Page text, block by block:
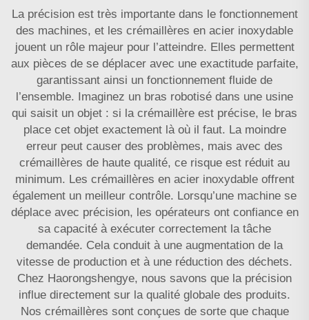
La précision est très importante dans le fonctionnement
des machines, et les crémaillères en acier inoxydable
jouent un rôle majeur pour l’atteindre. Elles permettent
aux pièces de se déplacer avec une exactitude parfaite,
garantissant ainsi un fonctionnement fluide de
l’ensemble. Imaginez un bras robotisé dans une usine
qui saisit un objet : si la crémaillère est précise, le bras
place cet objet exactement là où il faut. La moindre
erreur peut causer des problèmes, mais avec des
crémaillères de haute qualité, ce risque est réduit au
minimum. Les crémaillères en acier inoxydable offrent
également un meilleur contrôle. Lorsqu’une machine se
déplace avec précision, les opérateurs ont confiance en
sa capacité à exécuter correctement la tâche
demandée. Cela conduit à une augmentation de la
vitesse de production et à une réduction des déchets.
Chez Haorongshengye, nous savons que la précision
influe directement sur la qualité globale des produits.
Nos crémaillères sont conçues de sorte que chaque